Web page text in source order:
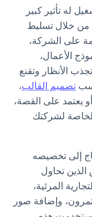
له تأثير كبير
من خلال تسليط
على الشركة،
الأعمال،
الأنظار وتقنع
تصميم القالب،
يعتمد على القصة،
لشركتك
إلى تخصيصه
الذين تحاول
المرئية،
وإضافة صور